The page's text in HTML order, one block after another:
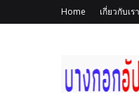
Home เกี่ยวกับเรา